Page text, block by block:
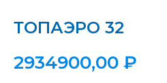
ТОПАЭРО 32
2934900,00 ₽